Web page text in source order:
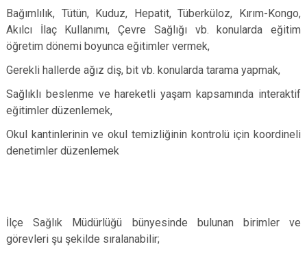
Bağımlılık, Tütün, Kuduz, Hepatit, Tüberküloz, Kırım-Kongo,
Akılcı İlaç Kullanımı, Çevre Sağlığı vb. konularda eğitim
öğretim dönemi boyunca eğitimler vermek,
Gerekli hallerde ağız diş, bit vb. konularda tarama yapmak,
Sağlıklı beslenme ve hareketli yaşam kapsamında interaktif
eğitimler düzenlemek,
Okul kantinlerinin ve okul temizliğinin kontrolü için koordineli
denetimler düzenlemek
İlçe Sağlık Müdürlüğü bünyesinde bulunan birimler ve
görevleri şu şekilde sıralanabilir;